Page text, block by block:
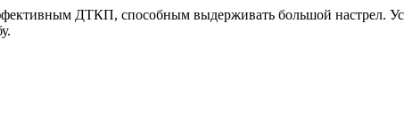
ДТКП, способным выдерживать большой настрел.